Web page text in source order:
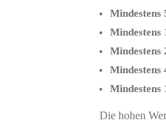
Mindestens
Mindestens
Mindestens
Mindestens
Mindestens
Die hohen